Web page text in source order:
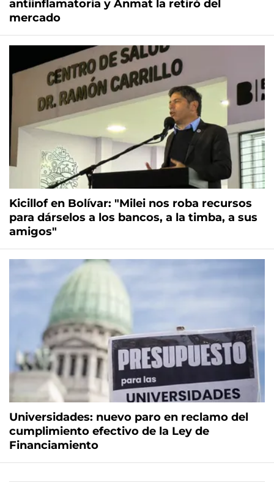
antiinflamatoria y Anmat la retiró del
mercado
Kicillof en Bolívar: "Milei nos roba recursos
para dárselos a los bancos, a la timba, a sus
amigos"
Universidades: nuevo paro en reclamo del
cumplimiento efectivo de la Ley de
Financiamiento